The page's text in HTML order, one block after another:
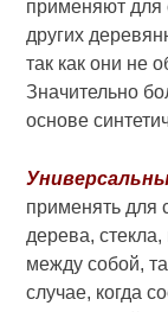
применяют для
других
так как они не
Значительно
ос­нове
применять для
дерева,
между собой,
случае, когда